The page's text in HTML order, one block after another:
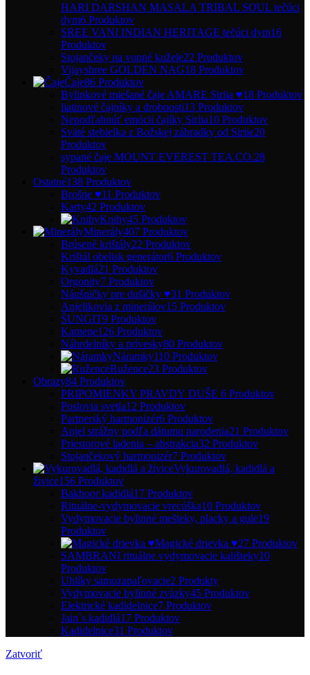
HARI DARSHAN MASALA TRIBAL SOUL tečúci
dym6 Produktov
SREE VANI INDIAN HERITAGE tečúci dym16
Produktov
Stojančeky na vonné kužele22 Produktov
Vijayshree GOLDEN NAG18 Produktov
Čaje86 Produktov
Bylinkové miešané čaje AMARE Siriia ♥18 Produktov
liatinové čajníky a drobnosti13 Produktov
Nepodľahnúť emócii čajíky Siriia10 Produktov
Sväté stebielka z Božskej záhradky od Siriie20
Produktov
sypané čaje MOUNT EVEREST TEA CO.28
Produktov
Ostatné138 Produktov
Brošne ♥11 Produktov
Karty42 Produktov
Knihy45 Produktov
Minerály407 Produktov
Brúsené krištály22 Produktov
Krištál obelisk generátor6 Produktov
Kyvadlá21 Produktov
Orgonity7 Produktov
Náušničky pre dušičky ♥31 Produktov
Anjelikovia z minerálov15 Produktov
ŠUNGIT9 Produktov
Kamene126 Produktov
Náhrdelníky a prívesky80 Produktov
Náramky110 Produktov
Ružence23 Produktov
Obrazy84 Produktov
PRIPOMIENKY PRAVDY DUŠE 6 Produktov
Poslovia svetla12 Produktov
Partnerský harmonizér6 Produktov
Anjel strážny podľa dátumu narodenia21 Produktov
Priestorové ladenia – abstrakcia32 Produktov
Stojančekový harmonizér7 Produktov
Vykurovadlá, kadidlá a
živice156 Produktov
Bakhoor kadidlá17 Produktov
Rituálne-vydymovacie vrecúška10 Produktov
Vydymovacie bylinné mešteky, placky a gule19
Produktov
Magické drievka ♥27 Produktov
SAMBRANI rituálne vydymovacie kališteky10
Produktov
Uhlíky samozapaľovacie2 Produkty
Vydymovacie bylinné zväzky45 Produktov
Elektrické kadidelnice7 Produktov
Jain´s kadidlá17 Produktov
Kadidelnice31 Produktov
Zatvoriť